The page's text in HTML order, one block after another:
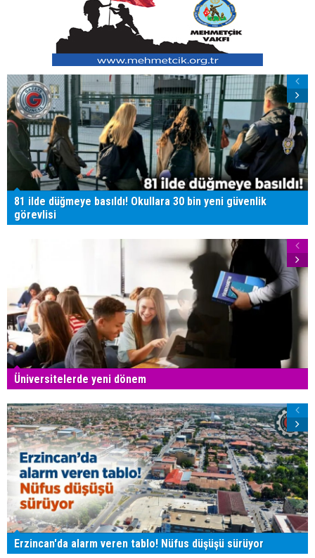
81 ilde düğmeye basıldı! Okullara 30 bin yeni güvenlik
görevlisi
Üniversitelerde yeni dönem
Erzincan'da alarm veren tablo! Nüfus düşüşü sürüyor